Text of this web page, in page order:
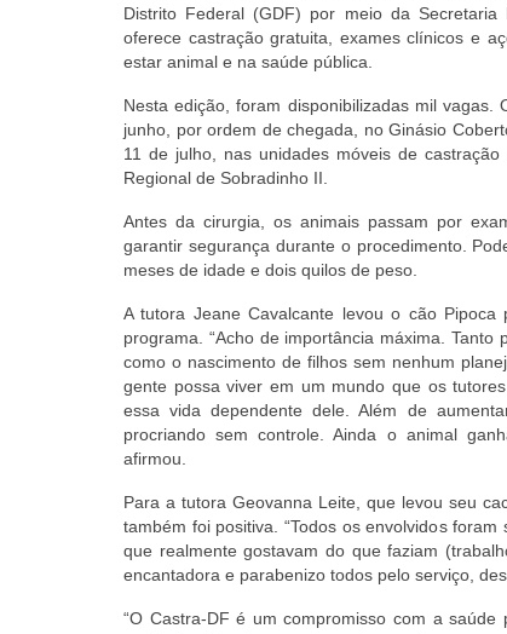
Distrito Federal (GDF) por meio da Secretaria
oferece castração gratuita, exames clínicos e
estar animal e na saúde pública.
Nesta edição, foram disponibilizadas mil
junho, por ordem de chegada, no Ginásio
11 de julho, nas unidades móveis de
Regional de Sobradinho II.
Antes da cirurgia, os animais passam por
garantir segurança durante o procedimento.
meses de idade e dois quilos de peso.
A tutora Jeane Cavalcante levou o cão
programa. “Acho de importância máxima.
como o nascimento de filhos sem nenhum
gente possa viver em um mundo que os
essa vida dependente dele. Além de
procriando sem controle. Ainda o animal
afirmou.
Para a tutora Geovanna Leite, que levou seu
também foi positiva. “Todos os envolvidos
que realmente gostavam do que faziam
encantadora e parabenizo todos pelo serviço,
“O Castra-DF é um compromisso com a